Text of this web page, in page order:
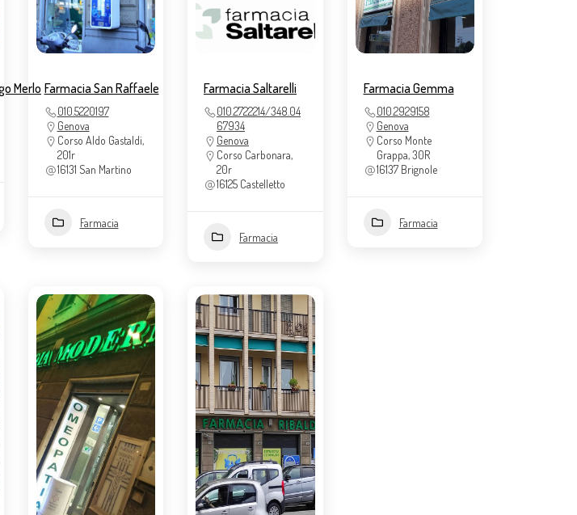
Merlo Farmacia San Raffaele
010.5220197
Genova
Corso Aldo Gastaldi,
201r
16131 San Martino
Farmacia
Farmacia Saltarelli
010.2722214/348.04
67934
Genova
Corso Carbonara,
20r
16125 Castelletto
Farmacia
Farmacia Gemma
010.2929158
Genova
Corso Monte
Grappa, 30R
16137 Brignole
Farmacia